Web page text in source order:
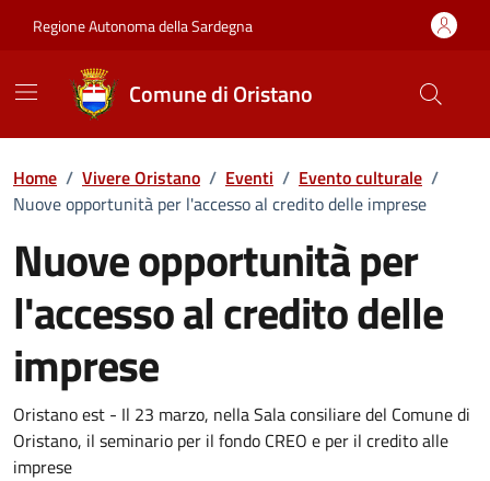
Regione Autonoma della Sardegna
Comune di Oristano
Home / Vivere Oristano / Eventi / Evento culturale /
Nuove opportunità per l'accesso al credito delle imprese
Nuove opportunità per
l'accesso al credito delle
imprese
Dettaglio dell'evento
Oristano est - Il 23 marzo, nella Sala consiliare del Comune di
Oristano, il seminario per il fondo CREO e per il credito alle
imprese